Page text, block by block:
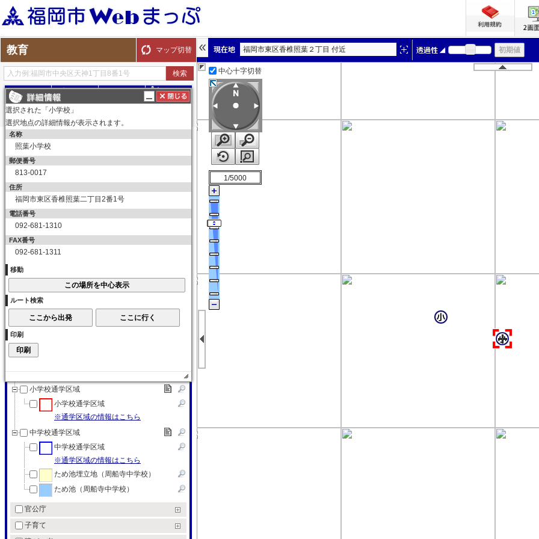
教育 マップ切替
探す ルート
教育
小学校
小学校
中学校
高等学校
大学
各種学校
各種学校
特別支援学校
教育（その他）
教育（その他）
小学校通学区域
小学校通学区域
※通学区域の情報はこちら
中学校通学区域
中学校通学区域
※通学区域の情報はこちら
ため池埋立地（周船寺中学校）
ため池（周船寺中学校）
官公庁
子育て
福岡市東区香椎照葉２丁目 付近
中心十字切替
1/5000
選択された「小学校」
選択地点の詳細情報が表示されます。
名称
照葉小学校
郵便番号
813-0017
住所
福岡市東区香椎照葉二丁目2番1号
電話番号
092-681-1310
FAX番号
092-681-1311
移動
ルート検索
印刷